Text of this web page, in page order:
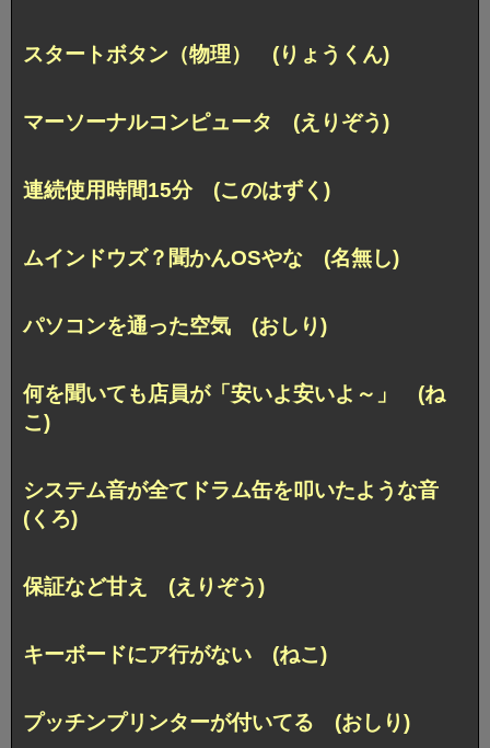
スタートボタン（物理） (りょうくん)
マーソーナルコンピュータ (えりぞう)
連続使用時間15分 (このはずく)
ムインドウズ？聞かんOSやな (名無し)
パソコンを通った空気 (おしり)
何を聞いても店員が「安いよ安いよ～」 (ね
こ)
システム音が全てドラム缶を叩いたような音
(くろ)
保証など甘え (えりぞう)
キーボードにア行がない (ねこ)
プッチンプリンターが付いてる (おしり)